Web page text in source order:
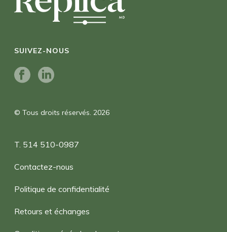
SUIVEZ-NOUS
© Tous droits réservés. 2026
T. 514 510-0987
Contactez-nous
Politique de confidentialité
Retours et échanges